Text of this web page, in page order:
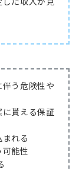
う危険性や
貰える保証
れる
能性